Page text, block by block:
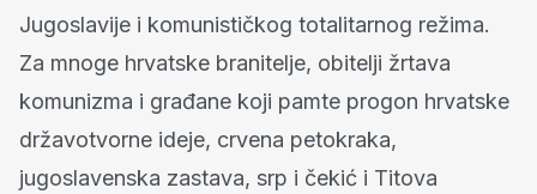
Jugoslavije i komunističkog totalitarnog režima.
Za mnoge hrvatske branitelje, obitelji žrtava
komunizma i građane koji pamte progon hrvatske
državotvorne ideje, crvena petokraka,
jugoslavenska zastava, srp i čekić i Titova